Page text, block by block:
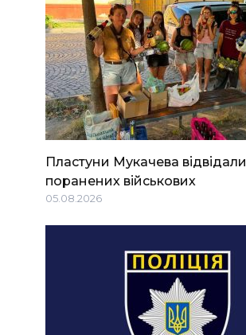
Пластуни Мукачева відвідали
поранених військових
05.08.2026